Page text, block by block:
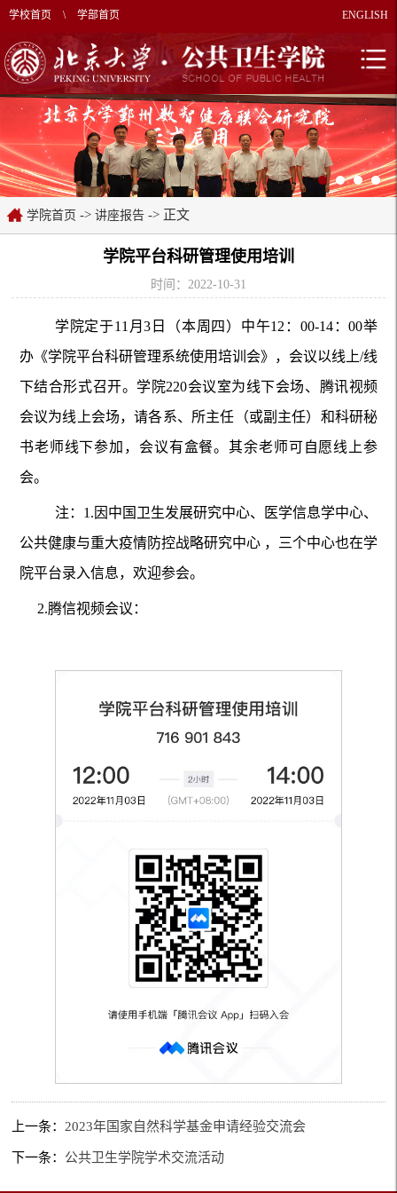
学校首页 \ 学部首页 ENGLISH
学院首页 -> 讲座报告 -> 正文
学院平台科研管理使用培训
时间：2022-10-31
学院定于11月3日（本周四）中午12：00-14：00举
办《学院平台科研管理系统使用培训会》，会议以线上/线
下结合形式召开。学院220会议室为线下会场、腾讯视频
会议为线上会场，请各系、所主任（或副主任）和科研秘
书老师线下参加，会议有盒餐。其余老师可自愿线上参
会。
注：1.因中国卫生发展研究中心、医学信息学中心、
公共健康与重大疫情防控战略研究中心 ，三个中心也在学
院平台录入信息，欢迎参会。
2.腾信视频会议：
上一条： 2023年国家自然科学基金申请经验交流会
下一条： 公共卫生学院学术交流活动